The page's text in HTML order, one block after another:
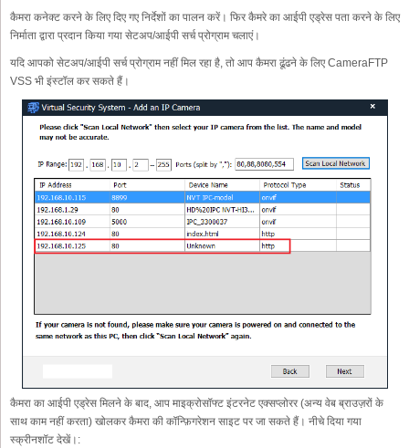
कैमरा कनेक्ट करने के लिए दिए गए निर्देशों का पालन करें। फिर कैमरे का आईपी एड्रेस पता करने के लिए
निर्माता द्वारा प्रदान किया गया सेटअप/आईपी सर्च प्रोग्राम चलाएं।
यदि आपको सेटअप/आईपी सर्च प्रोग्राम नहीं मिल रहा है, तो आप कैमरा ढूंढने के लिए CameraFTP
VSS भी इंस्टॉल कर सकते हैं।
कैमरा का आईपी एड्रेस मिलने के बाद, आप माइक्रोसॉफ्ट इंटरनेट एक्सप्लोरर (अन्य वेब ब्राउज़रों के
साथ काम नहीं करता) खोलकर कैमरा की कॉन्फ़िगरेशन साइट पर जा सकते हैं। नीचे दिया गया
स्क्रीनशॉट देखें।: